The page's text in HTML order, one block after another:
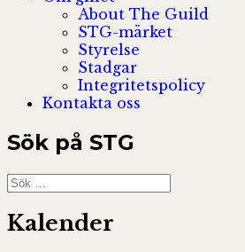
About The Guild
STG-märket
Styrelse
Stadgar
Integritetspolicy
Kontakta oss
Sök på STG
Sök
efter:
Kalender